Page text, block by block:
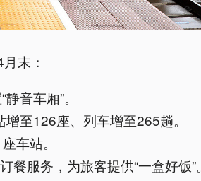
末：
音车厢”。
至126座、列车增至265趟。
车站。
服务，为旅客提供“一盒好饭”。